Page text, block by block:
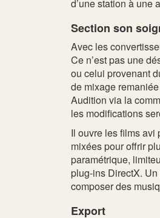
d’une station à une
Section son
Avec les
Ce n’est pas une
ou celui provenant
de mixage
Audition via la
les modifications
Il ouvre les films avi
mixées pour offrir
paramétrique,
plug-ins DirectX.
composer des
Export